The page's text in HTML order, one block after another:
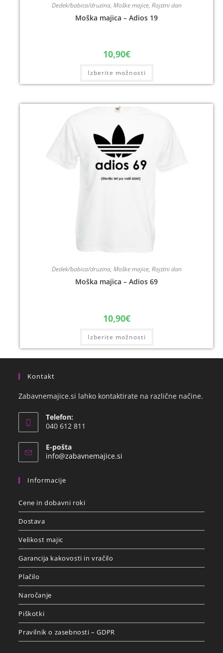
Dedek/babica/druzina, Moške majice, Rojstni dan
Moška majica – Adios 19
10,90€
Izberite možnosti
Dedek/babica/druzina, Moške majice, Rojstni dan
Moška majica – Adios 69
10,90€
Izberite možnosti
Kontakt
Zabavnemajice.si lahko kontaktirate na različne načine.
Telefon:
040 612 811
E-pošta
info@zabavnemajice.si
Informacije
Cene in dobavni roki
Dostava
Velikost majic
Garancija kakovosti in vračilo
Plačilo
Naročanje
Piškotki
Pravilnik o zasebnosti – GDPR